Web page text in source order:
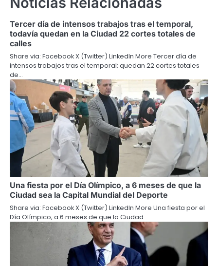
Tercer día de intensos trabajos tras el temporal,
todavía quedan en la Ciudad 22 cortes totales de
calles
Share via: Facebook X (Twitter) LinkedIn More Tercer día de
intensos trabajos tras el temporal: quedan 22 cortes totales
de…
Una fiesta por el Día Olímpico, a 6 meses de que la
Ciudad sea la Capital Mundial del Deporte
Share via: Facebook X (Twitter) LinkedIn More Una fiesta por el
Día Olímpico, a 6 meses de que la Ciudad…